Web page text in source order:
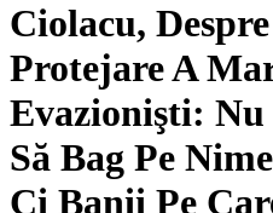
Ciolacu,
Protejare A
Evazionişti: Nu
Să Bag Pe
Ci Banii Pe